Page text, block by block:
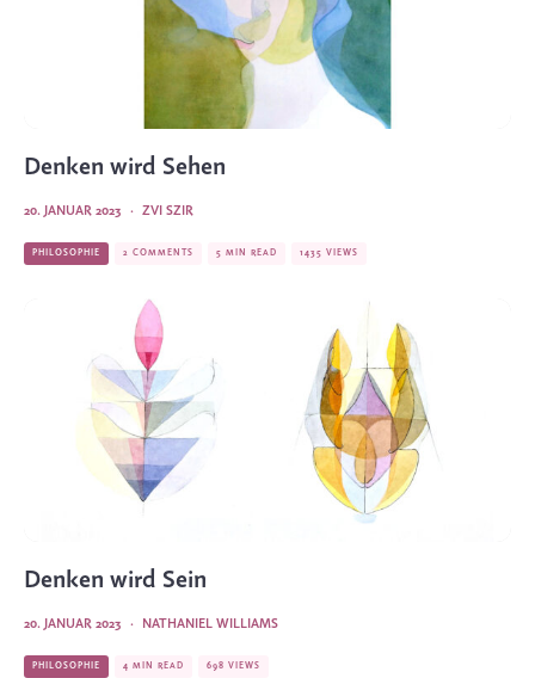
Denken wird Sehen
ZVI SZIR
·
20. JANUAR 2023
PHILOSOPHIE 2 COMMENTS 5 MIN READ 1435 VIEWS
Denken wird Sein
NATHANIEL WILLIAMS
·
20. JANUAR 2023
PHILOSOPHIE 4 MIN READ 698 VIEWS